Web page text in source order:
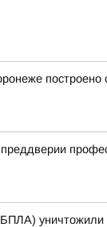
построено